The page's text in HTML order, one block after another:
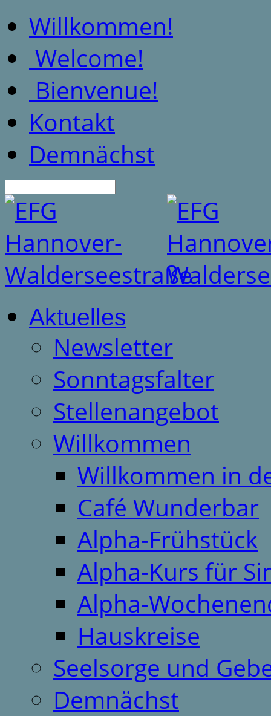
Willkommen!
Welcome!
Bienvenue!
Kontakt
Demnächst
Aktuelles
Newsletter
Sonntagsfalter
Stellenangebot
Willkommen
Willkommen in
Café Wunderbar
Alpha-Frühstück
Alpha-Kurs für
Alpha-
Hauskreise
Seelsorge und
Demnächst